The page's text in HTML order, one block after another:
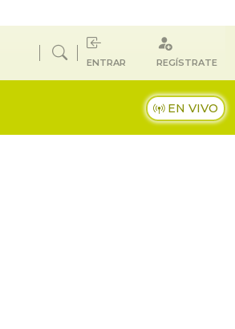
ENTRAR REGÍSTRATE
EN VIVO